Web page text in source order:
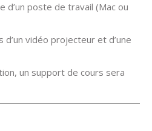
d’un poste de travail (Mac ou
vidéo projecteur et d’une
un support de cours sera